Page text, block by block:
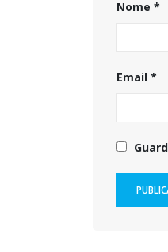
Nome *
Email *